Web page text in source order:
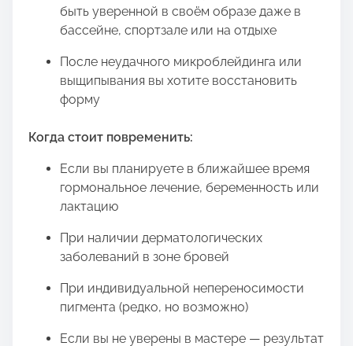
быть уверенной в своём образе даже в
бассейне, спортзале или на отдыхе
После неудачного микроблейдинга или
выщипывания вы хотите восстановить
форму
Когда стоит повременить:
Если вы планируете в ближайшее время
гормональное лечение, беременность или
лактацию
При наличии дерматологических
заболеваний в зоне бровей
При индивидуальной непереносимости
пигмента (редко, но возможно)
Если вы не уверены в мастере — результат